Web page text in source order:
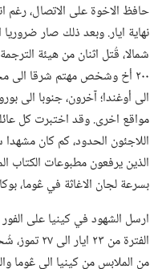
حافظ الاخوة على الاتصال،‏ رغم
نهاية ايار.‏ وبعد ذلك صار
شمالا،‏ قُتل اثنان من هيئة
٢٠٠ أخ وشخص مهتم شرقا الى
مواقع اخرى.‏ وقد اختبرت كل
اللاجئون الحدود،‏ كم كان مشهدا
الذين يرفعون مطبوعات
بسرعة لجان الاغاثة في ڠوما،‏
ارسل الشهود في كينيا على
من الملابس من كينيا الى ڠوما